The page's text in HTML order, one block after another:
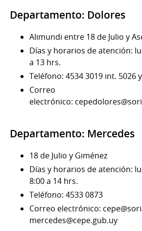
Departamento: Dolores
Alimundi entre 18 de Julio y
Días y horarios de atención:
a 13 hrs.
Teléfono: 4534 3019 int. 5026
Correo
electrónico:
Departamento: Mercedes
18 de Julio y Giménez
Días y horarios de atención:
8:00 a 14 hrs.
Teléfono: 4533 0873
Correo electrónico:
mercedes@cepe.gub.uy